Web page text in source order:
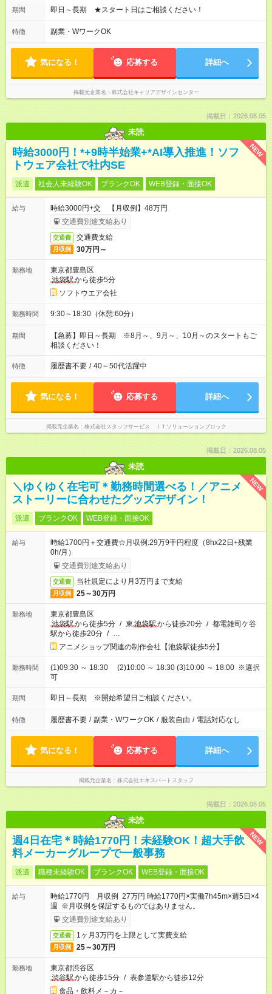
期間 即日～長期 ★スタート日はご相談ください！
特徴 副業・WワークOK
気になる！ 応募する 詳細へ
掲載元企業名 株式会社キャリアデザインセンター
掲載日：2026.08.05
未読
NEW
時給3000円！*+9時半始業+*AI導入推進！ソフ
トウェア会社で社内SE
派遣 社会人未経験OK ブランクOK WEB登録・面接OK
給与
時給3000円+交 【月収例】48万円
交通費別途支給あり
交通費 交通費支給
月収例 30万円～
勤務地
東京都豊島区
池袋駅から徒歩5分
ソフトウエア会社
勤務時間 9:30～18:30（休憩:60分）
期間
【急募】即日～長期 ※8月～、9月～、10月～のスタートもご
相談ください！
特徴 履歴書不要 / 40～50代活躍中
気になる！ 応募する 詳細へ
掲載元企業名 株式会社スタッフサービス ＩＴソリューションブロック
掲載日：2026.08.05
未読
NEW
＼ゆくゆく在宅可＊勤務時間選べる！／アニメ
ストーリーに合わせたグッズデザイン！
派遣 ブランクOK WEB登録・面接OK
給与
時給1700円＋交通費☆月収例:29万9千円程度（8hx22日+残業
0h/月）
交通費別途支給あり
交通費 当社規定により月3万円まで支給
月収例 25～30万円
勤務地
東京都豊島区
池袋駅から徒歩5分 / 東 池袋駅から徒歩20分 / 都電雑司ケ谷
駅から徒歩20分 / …
アニメショップ関連の制作会社【池袋駅徒歩5分】
勤務時間
(1)09:30 ～ 18:30 (2)10:00 ～ 18:30 (3)10:00 ～ 18:00 ※選択
可
期間 即日～長期 ※開始希望日ご相談ください。
特徴 履歴書不要 / 副業・WワークOK / 服装自由 / 電話対応なし
気になる！ 応募する 詳細へ
掲載元企業名 株式会社エキスパートスタッフ
掲載日：2026.08.05
未読
NEW
週4日在宅＊時給1770円！未経験OK！超大手飲
料メーカーグループで一般事務
派遣 職種未経験OK ブランクOK WEB登録・面接OK
給与
時給1770円 月収例 27万円 時給1770円×実働7h45m×週5日×4
週 ※月収例を保証するものではありません。
交通費別途支給あり
交通費 1ヶ月3万円を上限として実費支給
月収例 25～30万円
勤務地
東京都渋谷区
渋谷駅から徒歩15分 / 表参道駅から徒歩12分
食品・飲料メ－カ－